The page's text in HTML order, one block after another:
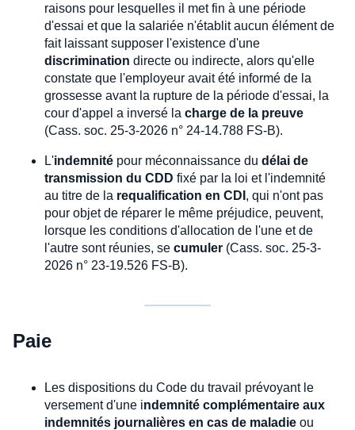
raisons pour lesquelles il met fin à une période
d'essai et que la salariée n'établit aucun élément de
fait laissant supposer l'existence d'une
discrimination directe ou indirecte, alors qu'elle
constate que l'employeur avait été informé de la
grossesse avant la rupture de la période d'essai, la
cour d'appel a inversé la charge de la preuve
(Cass. soc. 25-3-2026 n° 24-14.788 FS-B).
L'indemnité pour méconnaissance du délai de
transmission du CDD fixé par la loi et l'indemnité
au titre de la requalification en CDI , qui n'ont pas
pour objet de réparer le même préjudice, peuvent,
lorsque les conditions d'allocation de l'une et de
l'autre sont réunies, se cumuler (Cass. soc. 25-3-
2026 n° 23-19.526 FS-B).
Paie
Les dispositions du Code du travail prévoyant le
versement d'une indemnité complémentaire aux
indemnités journalières en cas de maladie ou